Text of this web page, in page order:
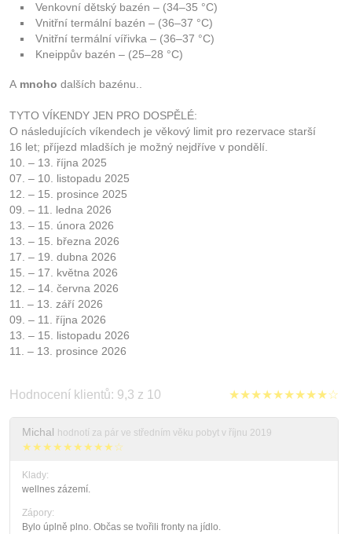
Venkovní dětský bazén – (34–35 °C)
Vnitřní termální bazén – (36–37 °C)
Vnitřní termální vířivka – (36–37 °C)
Kneippův bazén – (25–28 °C)
A mnoho dalších bazénu..
TYTO VÍKENDY JEN PRO DOSPĚLÉ:
O následujících víkendech je věkový limit pro rezervace starší
16 let; příjezd mladších je možný nejdříve v pondělí.
10. – 13. října 2025
07. – 10. listopadu 2025
12. – 15. prosince 2025
09. – 11. ledna 2026
13. – 15. února 2026
13. – 15. března 2026
17. – 19. dubna 2026
15. – 17. května 2026
12. – 14. června 2026
11. – 13. září 2026
09. – 11. října 2026
13. – 15. listopadu 2026
11. – 13. prosince 2026
Hodnocení klientů: 9,3 z 10 ★★★★★★★★★☆
Michal hodnotí za pár ve středním věku pobyt v říjnu 2019
★★★★★★★★★☆
Klady:
wellnes zázemí.
Zápory:
Bylo úplně plno. Občas se tvořili fronty na jídlo.